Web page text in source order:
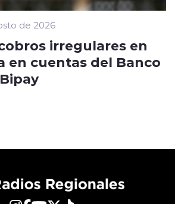
de 2026
irregulares en
en cuentas del Banco